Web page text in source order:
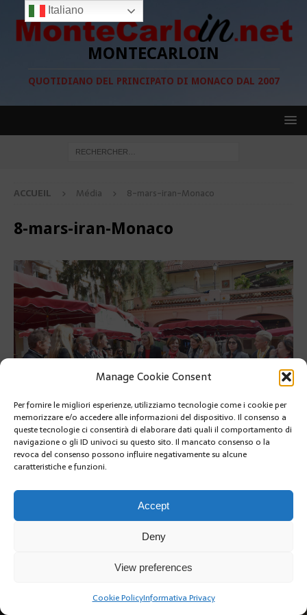
Manage Cookie Consent
Per fornire le migliori esperienze, utilizziamo tecnologie come i cookie per
memorizzare e/o accedere alle informazioni del dispositivo. Il consenso a
queste tecnologie ci consentirà di elaborare dati quali il comportamento di
navigazione o gli ID univoci su questo sito. Il mancato consenso o la
revoca del consenso possono influire negativamente su alcune
caratteristiche e funzioni.
Accept
Deny
View preferences
Cookie PolicyInformativa Privacy
MONTECARLOIN
QUOTIDIANO DEL PRINCIPATO DI MONACO DAL 2007
ACCUEIL Média 8-mars-iran-Monaco
8-mars-iran-Monaco
PRÉCÉDENT
Copyright @2019 | by Crivle
Italiano